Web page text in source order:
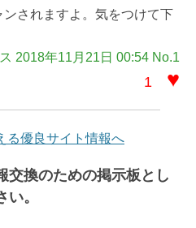
されますよ。気をつけて下
2018年11月21日 00:54 No.1
1 ♥
る優良サイト情報へ
交換のための掲示板とし
。